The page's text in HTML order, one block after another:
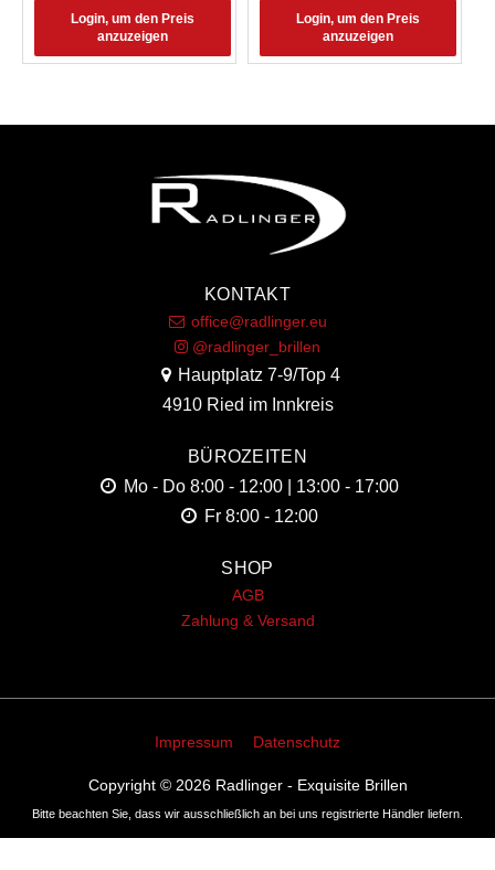
Login, um den Preis
anzuzeigen
Login, um den Preis
anzuzeigen
KONTAKT
office@radlinger.eu
@radlinger_brillen
Hauptplatz 7-9/Top 4
4910 Ried im Innkreis
BÜROZEITEN
Mo - Do 8:00 - 12:00 | 13:00 - 17:00
Fr 8:00 - 12:00
SHOP
AGB
Zahlung & Versand
Impressum Datenschutz
Copyright © 2026 Radlinger - Exquisite Brillen
Bitte beachten Sie, dass wir ausschließlich an bei uns registrierte Händler liefern.